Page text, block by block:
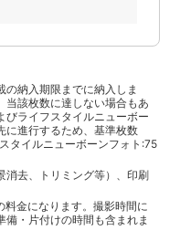
納入期限までに納入しま
当該枚数に達しない場合もあ
びライフスタイルニューボー
に進行するため、基準枚数
タイルニューボーンフォト:75
消去、トリミング等）、印刷
金になります。撮影時間に
・片付けの時間も含まれま